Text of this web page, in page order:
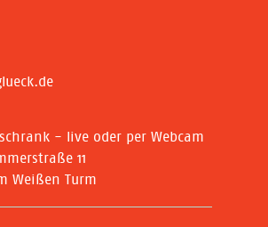
- live oder per Webcam
11
Weißen Turm